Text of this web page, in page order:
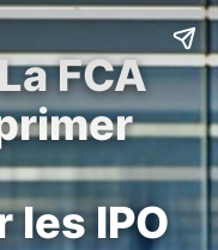
FCA
les IPO